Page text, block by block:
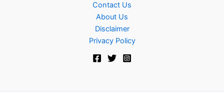
Contact Us
About Us
Disclaimer
Privacy Policy